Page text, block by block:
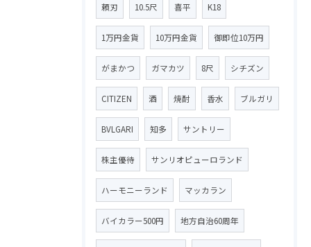
頼刃 10.5尺 喜平 K18
1万円金貨 10万円金貨 御即位10万円
がまかつ ガマカツ 8尺 シチズン
CITIZEN 酒 焼酎 香水 ブルガリ
BVLGARI 知多 サントリー
株主優待 サンリオピューロランド
ハーモニーランド マッカラン
バイカラー500円 地方自治60周年